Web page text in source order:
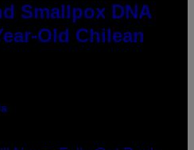
Smallpox DNA
Old Chilean